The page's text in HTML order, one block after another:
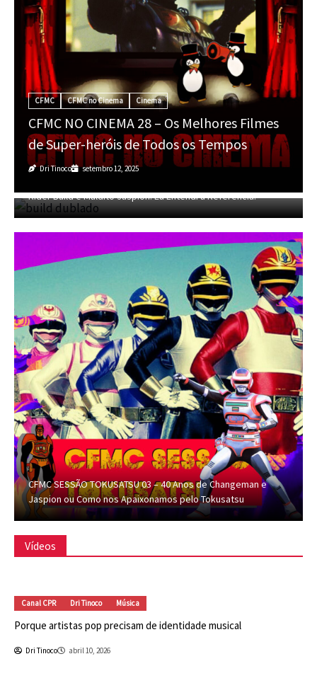
CFMC CFMC no Cinema Cinema
CFMC NO CINEMA 28 – Os Melhores Filmes
de Super-heróis de Todos os Tempos
Dri Tinoco setembro 12, 2025
Rider Build e Maldito Jaspion! Eu Entendi a Refêrencia!
CFMC SESSÃO TOKUSATSU 03 – 40 Anos de Changeman e
Jaspion ou Como nos Apaixonamos pelo Tokusatsu
Vídeos
Canal CPR Dri Tinoco Música
Porque artistas pop precisam de identidade musical
Dri Tinoco abril 10, 2026